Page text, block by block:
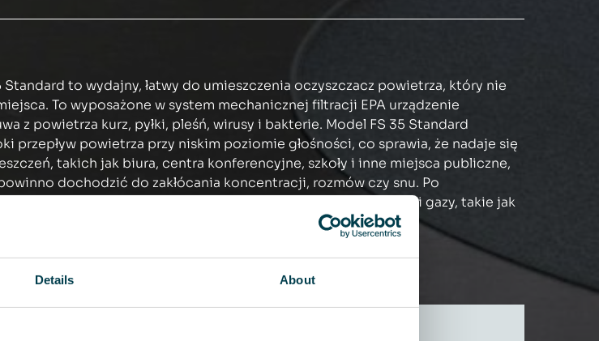
Details About
Standard to wydajny, łatwy do umieszczenia oczyszczacz powietrza, który nie
To wyposażone w system mechanicznej filtracji EPA urządzenie
z powietrza kurz, pyłki, pleśń, wirusy i bakterie. Model FS 35 Standard
przepływ powietrza przy niskim poziomie głośności, co sprawia, że nadaje się
takich jak biura, centra konferencyjne, szkoły i inne miejsca publiczne,
dochodzić do zakłócania koncentracji, rozmów czy snu. Po
opcjonalny filtr gazu urządzenie może również usuwać zapachy i gazy, takie jak